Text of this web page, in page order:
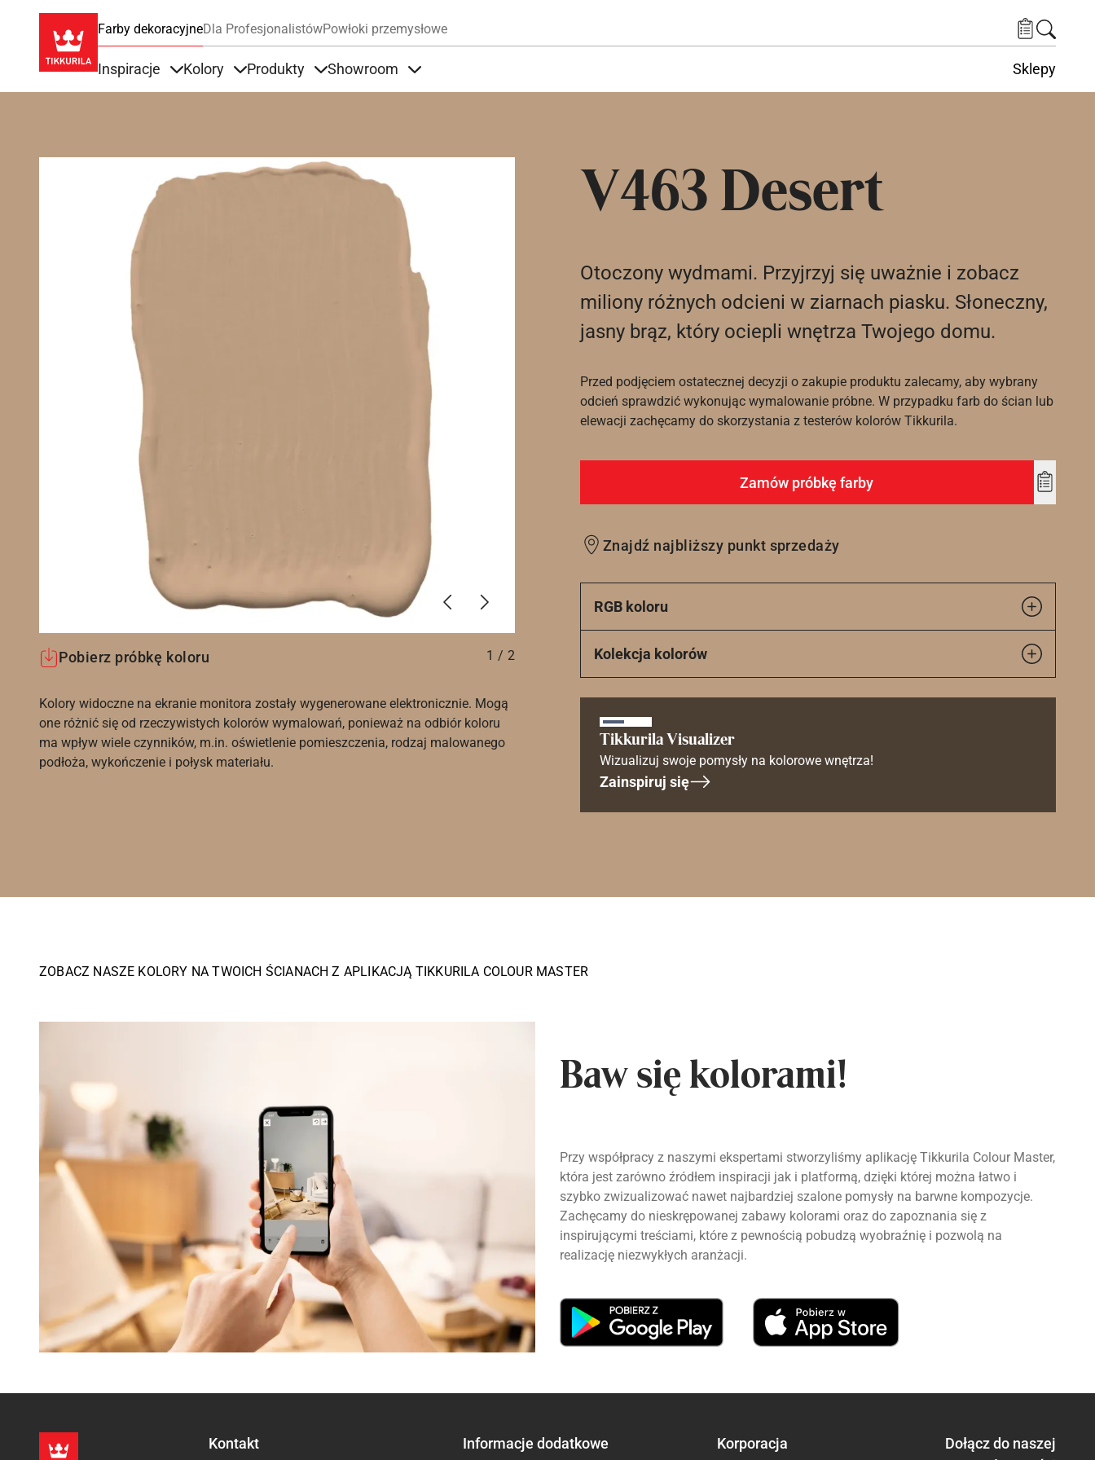
Farby dekoracyjneDla ProfesjonalistówPowłoki przemysłowe
Inspiracje Kolory Produkty Showroom Sklepy
V463 Desert
Poprzednie
Dalej
Pobierz próbkę koloru 1 / 2
Kolory widoczne na ekranie monitora zostały wygenerowane elektronicznie. Mogą
one różnić się od rzeczywistych kolorów wymalowań, ponieważ na odbiór koloru
ma wpływ wiele czynników, m.in. oświetlenie pomieszczenia, rodzaj malowanego
podłoża, wykończenie i połysk materiału.
Otoczony wydmami. Przyjrzyj się uważnie i zobacz
miliony różnych odcieni w ziarnach piasku. Słoneczny,
jasny brąz, który ociepli wnętrza Twojego domu.
Przed podjęciem ostatecznej decyzji o zakupie produktu zalecamy, aby wybrany
odcień sprawdzić wykonując wymalowanie próbne. W przypadku farb do ścian lub
elewacji zachęcamy do skorzystania z testerów kolorów Tikkurila.
Zamów próbkę farby
Add
Znajdź najbliższy punkt sprzedaży
RGB koloru
Kolekcja kolorów
Tikkurila Visualizer
Wizualizuj swoje pomysły na kolorowe wnętrza!
Zainspiruj się
ZOBACZ NASZE KOLORY NA TWOICH ŚCIANACH Z APLIKACJĄ TIKKURILA COLOUR MASTER
Baw się kolorami!
Przy współpracy z naszymi ekspertami stworzyliśmy aplikację Tikkurila Colour Master,
która jest zarówno źródłem inspiracji jak i platformą, dzięki której można łatwo i
szybko zwizualizować nawet najbardziej szalone pomysły na barwne kompozycje.
Zachęcamy do nieskrępowanej zabawy kolorami oraz do zapoznania się z
inspirującymi treściami, które z pewnością pobudzą wyobraźnię i pozwolą na
realizację niezwykłych aranżacji.
Kontakt Informacje dodatkowe Korporacja
Dołącz do naszej